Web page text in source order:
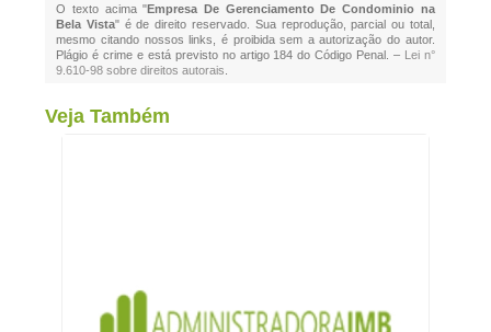
O texto acima "Empresa De Gerenciamento De Condominio na
Bela Vista" é de direito reservado. Sua reprodução, parcial ou total,
mesmo citando nossos links, é proibida sem a autorização do autor.
Plágio é crime e está previsto no artigo 184 do Código Penal. – Lei n°
9.610-98 sobre direitos autorais
Veja Também